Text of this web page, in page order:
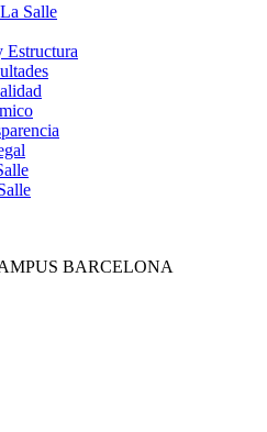
Salle
Estructura
BARCELONA